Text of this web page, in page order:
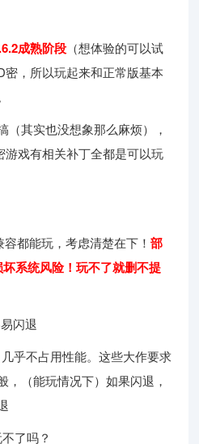
成熟阶段 （想体验的可以试
，所以玩起来和正常版基本
（其实也没想象那么麻烦），
戏有相关补丁全都是可以玩
都能玩，考虑清楚在下！部
系统风险！玩不了就删不提
闪退
乎不占用性能。这些大作要求
，（能玩情况下）如果闪退，
了吗？